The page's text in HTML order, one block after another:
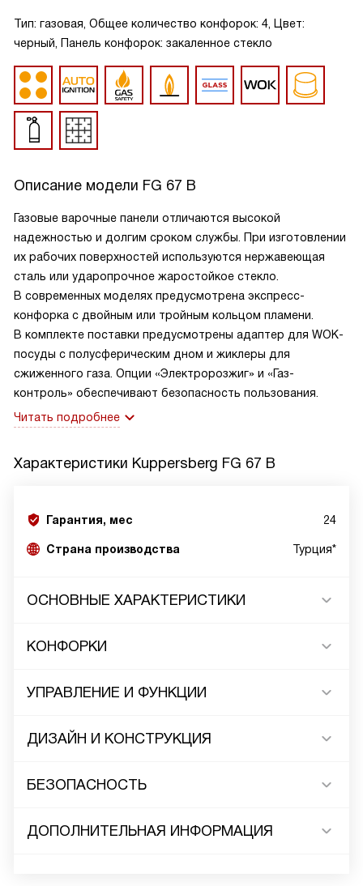
Тип: газовая, Общее количество конфорок: 4, Цвет:
черный, Панель конфорок: закаленное стекло
Описание модели FG 67 B
Газовые варочные панели отличаются высокой
надежностью и долгим сроком службы. При изготовлении
их рабочих поверхностей используются нержавеющая
сталь или ударопрочное жаростойкое стекло.
В современных моделях предусмотрена экспресс-
конфорка с двойным или тройным кольцом пламени.
В комплекте поставки предусмотрены адаптер для WOK-
посуды с полусферическим дном и жиклеры для
сжиженного газа. Опции «Электророзжиг» и «Газ-
контроль» обеспечивают безопасность пользования.
Читать подробнее
Характеристики Kuppersberg FG 67 B
Гарантия, мес 24
Страна производства Турция*
ОСНОВНЫЕ ХАРАКТЕРИСТИКИ
КОНФОРКИ
УПРАВЛЕНИЕ И ФУНКЦИИ
ДИЗАЙН И КОНСТРУКЦИЯ
БЕЗОПАСНОСТЬ
ДОПОЛНИТЕЛЬНАЯ ИНФОРМАЦИЯ